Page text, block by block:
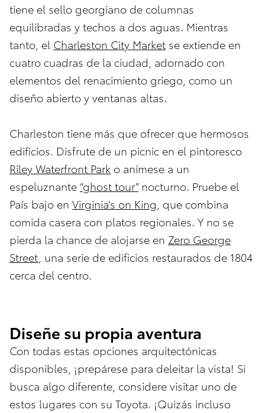
tiene el sello georgiano de columnas
equilibradas y techos a dos aguas. Mientras
tanto, el Charleston City Market se extiende en
cuatro cuadras de la ciudad, adornado con
elementos del renacimiento griego, como un
diseño abierto y ventanas altas.
Charleston tiene más que ofrecer que hermosos
edificios. Disfrute de un picnic en el pintoresco
Riley Waterfront Park o anímese a un
espeluznante “ghost tour”nocturno. Pruebe el
País bajo en Virginia’s on King , que combina
comida casera con platos regionales. Y no se
pierda la chance de alojarse en Zero George
Street , una serie de edificios restaurados de 1804
cerca del centro.
Diseñe su propia aventura
Con todas estas opciones arquitectónicas
disponibles, ¡prepárese para deleitar la vista! Si
busca algo diferente, considere visitar uno de
estos lugares con su Toyota. ¡Quizás incluso